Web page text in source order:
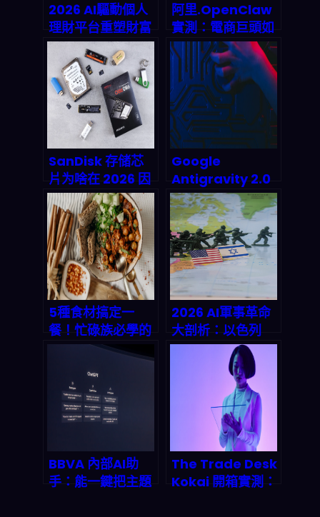
2026 AI驅動個人
理財平台重塑財富
管理：三大應用趨
勢與市場預測深度
解析
阿里.OpenClaw
實測：電商巨頭如
何用 AI 代理重寫
遊戲規則？
SanDisk 存储芯
片为啥在 2026 因
AI 激增冲到
+2200%：SSD/
闪存如何成为下一
段“延迟战”的关键
Google
Antigravity 2.0
與 AI Studio 行動
版震撼登場：
2026 Agentic 開
發套件將如何顛覆
你的開發流程？
5種食材搞定一
餐！忙碌族必學的
簡單晚餐食譜＆秒
2026 AI軍事革命
大剖析：以色列
「薰衣草」AI獵殺
系統與烏克蘭無人
機如何改變戰爭規
則？中美國防預算
激增下的倫理警鐘
BBVA 內部AI助
手：能一鍵把主題
The Trade Desk
Kokai 開箱實測：